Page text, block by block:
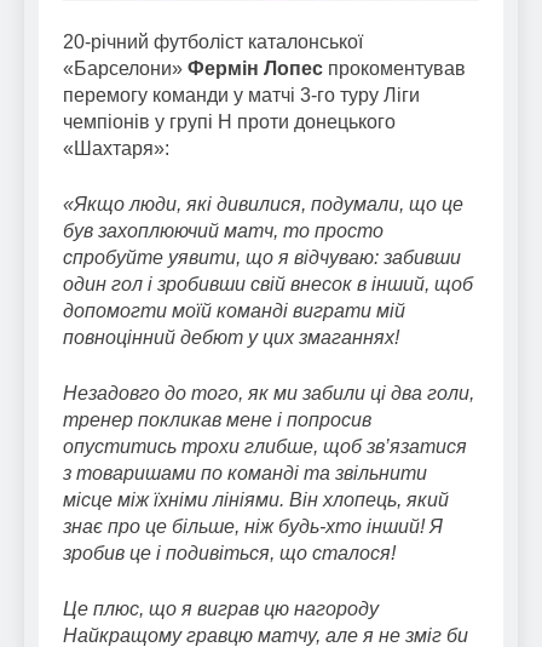
20-річний футболіст каталонської
«Барселони» Фермін Лопес прокоментував
перемогу команди у матчі 3-го туру Ліги
чемпіонів у групі H проти донецького
«Шахтаря»:
«Якщо люди, які дивилися, подумали, що це
був захоплюючий матч, то просто
спробуйте уявити, що я відчуваю: забивши
один гол і зробивши свій внесок в інший, щоб
допомогти моїй команді виграти мій
повноцінний дебют у цих змаганнях!
Незадовго до того, як ми забили ці два голи,
тренер покликав мене і попросив
опуститись трохи глибше, щоб зв’язатися
з товаришами по команді та звільнити
місце між їхніми лініями. Він хлопець, який
знає про це більше, ніж будь-хто інший! Я
зробив це і подивіться, що сталося!
Це плюс, що я виграв цю нагороду
Найкращому гравцю матчу, але я не зміг би